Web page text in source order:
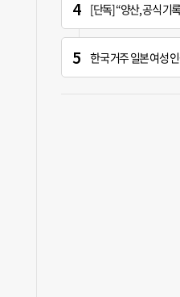
[단독] “양산, 공식 기록만큼 덥지 않
한국 거주 일본 여성 인플루